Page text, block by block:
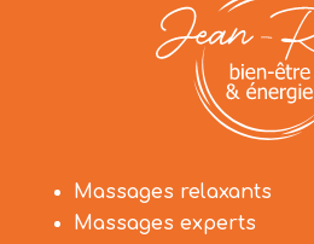
Massages relaxants
Massages experts